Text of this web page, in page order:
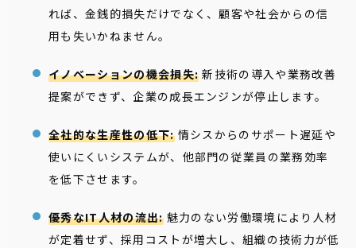
れば、金銭的損失だけでなく、顧客や社会からの信
用も失いかねません。
イノベーションの機会損失: 新技術の導入や業務改善
提案ができず、企業の成長エンジンが停止します。
全社的な生産性の低下:情シスからのサポート遅延や
使いにくいシステムが、他部門の従業員の業務効率
を低下させます。
優秀なIT人材の流出:魅力のない労働環境により人材
が定着せず、採用コストが増大し、組織の技術力が低